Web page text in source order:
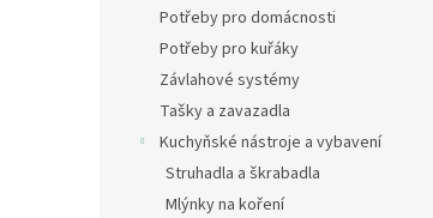
Potřeby pro domácnosti
Potřeby pro kuřáky
Závlahové systémy
Tašky a zavazadla
Kuchyňské nástroje a vybavení
Struhadla a škrabadla
Mlýnky na koření